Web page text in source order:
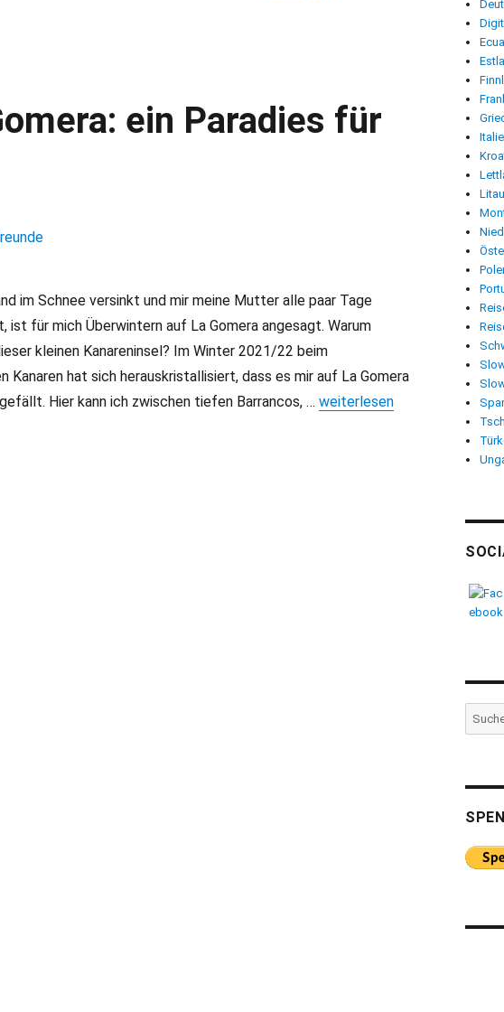
ein Paradies für
im Schnee versinkt und mir meine Mutter alle paar Tage
ist für mich Überwintern auf La Gomera angesagt. Warum
kleinen Kanareninsel? Im Winter 2021/22 beim
Kanaren hat sich herauskristallisiert, dass es mir auf La Gomera
Hier kann ich zwischen tiefen Barrancos, … „Überwintern auf La Gomera:
weiterlesen
Suchen
nach: